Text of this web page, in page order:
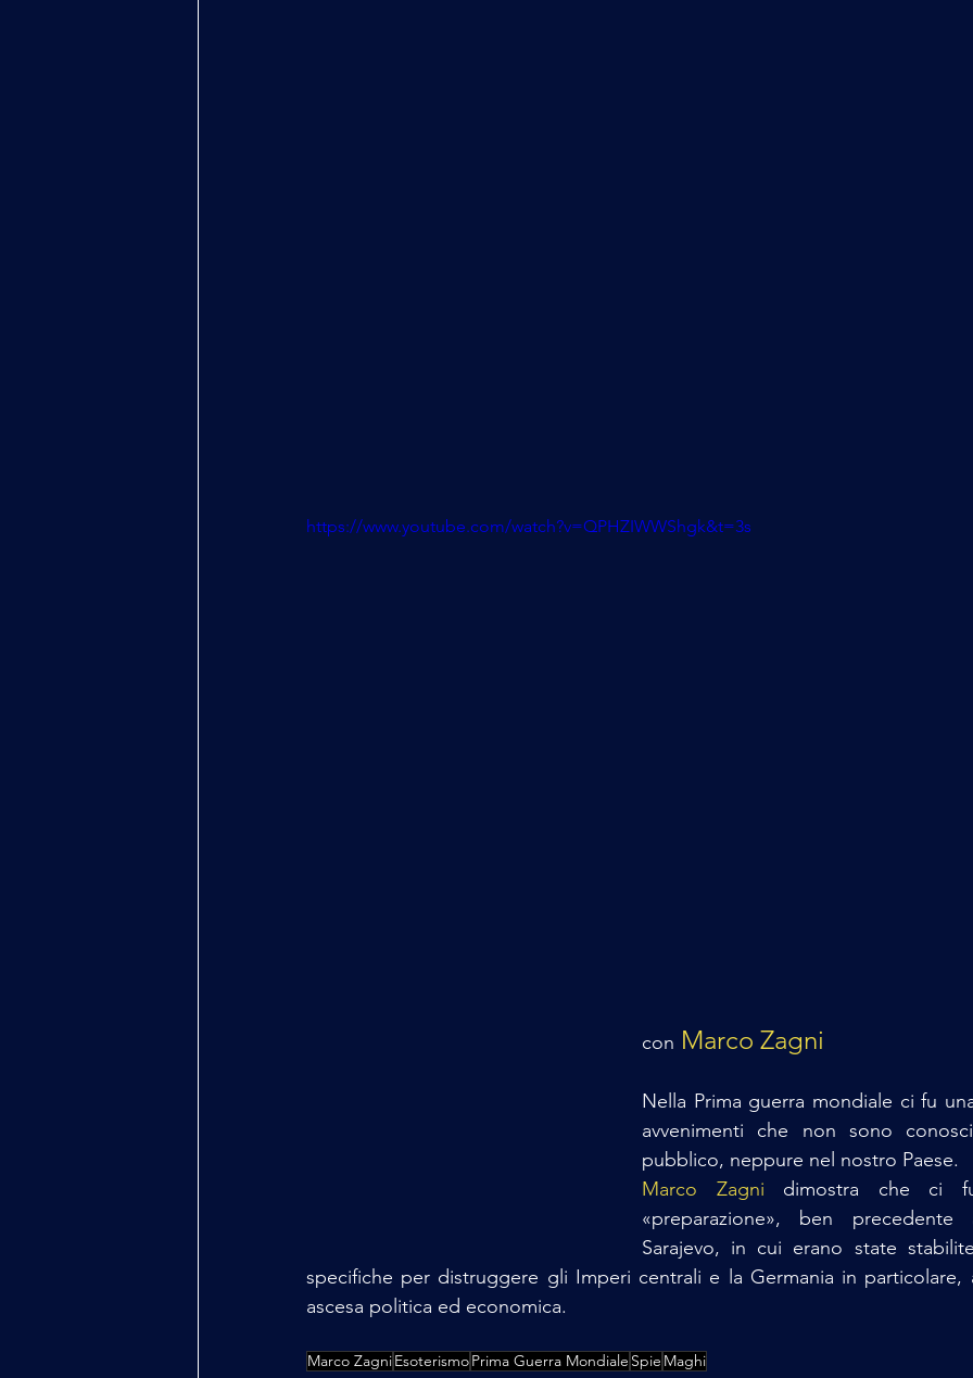
https://www.youtube.com/watch?v=QPHZIWWShgk&t=3s
con Marco Zagni
Nella Prima guerra mondiale ci fu
avvenimenti che non sono
pubblico, neppure nel nostro Paese.
Marco Zagni dimostra che ci
«preparazione», ben precedente
Sarajevo, in cui erano state
specifiche per distruggere gli Imperi centrali e la Germania in particolare,
ascesa politica ed economica.
Marco ZagniEsoterismoPrima Guerra Mondiale Spie Maghi